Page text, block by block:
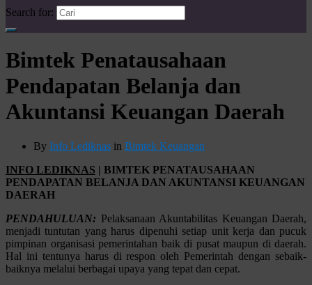
Search for:
Bimtek Penatausahaan
Pendapatan Belanja dan
Akuntansi Keuangan Daerah
By Info Lediknas in Bimtek Keuangan
INFO LEDIKNAS | BIMTEK PENATAUSAHAAN
PENDAPATAN BELANJA DAN AKUNTANSI KEUANGAN
DAERAH
PENDAHULUAN: Pelaksanaan Akuntabilitas Keuangan Daerah,
menjadi tuntutan yang harus dipenuhi setiap unit kerja dan pucuk
pimpinan organisasi pemerintahan baik di pusat maupun di daerah.
Hal ini tentunya harus di respon oleh Pemerintah dengan sebaik-
baiknya melalui berbagai upaya yang tepat dan cepat.